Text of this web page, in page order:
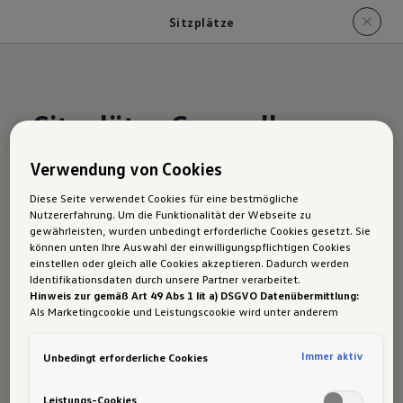
Sitzplätze
Sitzplätze Caravelle
Vom Kleinbus bis zum VIP-Shuttle – der
Caravelle überzeugt seit Generationen als
verlässlicher Allrounder, der Fahrgäste und
Fahrpersonal gleichermaßen begeistert. Seine
Stärken? Komfort und Flexibilität. Die neueste
Auflage steigert beides: Mehr Platz und
während das Fahrzeug auch in puncto
Variabilität und Funktionalität zulegt. Damit
Verwendung von Cookies
Diese Seite verwendet Cookies für eine bestmögliche
Nutzererfahrung. Um die Funktionalität der Webseite zu
gewährleisten, wurden unbedingt erforderliche Cookies gesetzt. Sie
können unten Ihre Auswahl der einwilligungspflichtigen Cookies
einstellen oder gleich alle Cookies akzeptieren. Dadurch werden
Identifikationsdaten durch unsere Partner verarbeitet.
Hinweis zur gemäß Art 49 Abs 1 lit a) DSGVO Datenübermittlung:
Als Marketingcookie und Leistungscookie wird unter anderem
Daten in die USA (insbesondere dort an die Google LLC) weitergibt.
Unbedingt erforderliche Cookies Immer aktiv
Leistungs-Cookies